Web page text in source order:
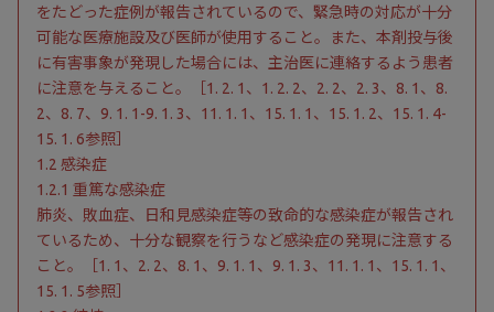
をたどった症例が報告されているので、緊急時の対応が十分
可能な医療施設及び医師が使用すること。また、本剤投与後
に有害事象が発現した場合には、主治医に連絡するよう患者
に注意を与えること。［1. 2. 1、1. 2. 2、2. 2、2. 3、8. 1、8.
2、8. 7、9. 1. 1-9. 1. 3、11. 1. 1、15. 1. 1、15. 1. 2、15. 1. 4-
15. 1. 6参照］
1.2 感染症
1.2.1 重篤な感染症
肺炎、敗血症、日和見感染症等の致命的な感染症が報告され
ているため、十分な観察を行うなど感染症の発現に注意する
こと。［1. 1、2. 2、8. 1、9. 1. 1、9. 1. 3、11. 1. 1、15. 1. 1、
15. 1. 5参照］